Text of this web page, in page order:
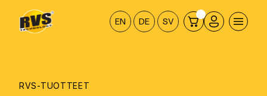
Hyppää
sisältöön
EN DE SV
RVS-TUOTTEET